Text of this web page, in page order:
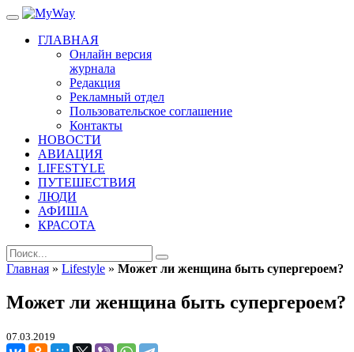
ГЛАВНАЯ
Онлайн версия
журнала
Редакция
Рекламный отдел
Пользовательское соглашение
Контакты
НОВОСТИ
АВИАЦИЯ
LIFESTYLE
ПУТЕШЕСТВИЯ
ЛЮДИ
АФИША
КРАСОТА
Главная » Lifestyle » Может ли женщина быть супергероем?
Может ли женщина быть супергероем?
07.03.2019